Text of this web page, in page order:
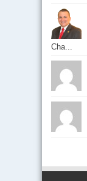
Cha...